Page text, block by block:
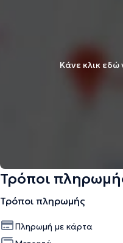
Κάνε κλικ εδώ
Τρόποι
Τρόποι πληρωμής
Πληρωμή με κάρτα